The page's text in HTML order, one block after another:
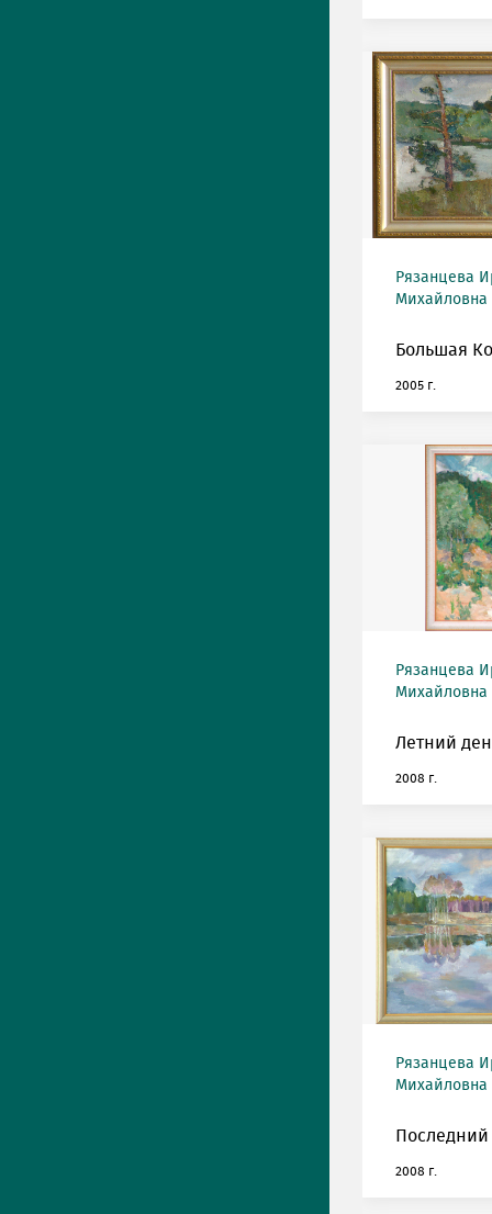
Рязанцева
Михайловна
Большая
2005 г.
Рязанцева
Михайловна
Летний
2008 г.
Рязанцева
Михайловна
Последний
2008 г.